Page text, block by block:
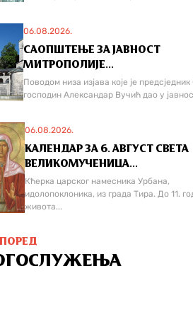
06.08.2026.
САОПШТЕЊЕ ЗА ЈАВНОСТ
МИТРОПОЛИЈЕ...
Поводом низа изјава које је предсједник
господин Александар Вучић дао у
06.08.2026.
КАЛЕНДАР ЗА 6. АВГУСТ СВЕТА
ВЕЛИКОМУЧЕНИЦА...
Кћерка царског намесника Урбана,
идолопоклоника, из града Тира. До 11.
живота...